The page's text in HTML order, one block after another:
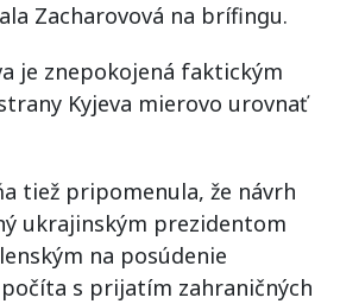
Zacharovová na brífingu.
je znepokojená faktickým
Kyjeva mierovo urovnať
tiež pripomenula, že návrh
ukrajinským prezidentom
na posúdenie
s prijatím zahraničných